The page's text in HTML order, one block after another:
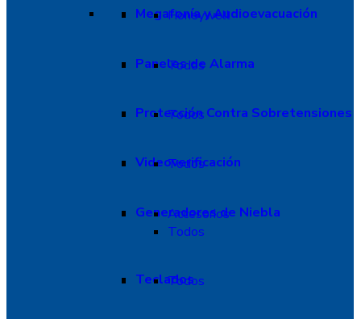
Megafonía y Audioevacuación
Honeywell
Paneles de Alarma
Todos
Protección Contra Sobretensiones
Todos
Videoverificación
Todos
Generadores de Niebla
Accesorios
Todos
Teclados
Todos